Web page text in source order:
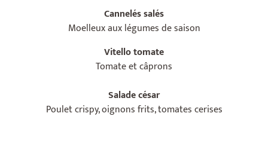
Cannelés salés
Moelleux aux légumes de saison
Vitello tomate
Tomate et câprons
Salade césar
Poulet crispy, oignons frits, tomates cerises